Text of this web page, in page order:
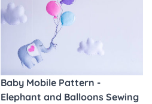
Baby Mobile Pattern -
Elephant and Balloons Sewing